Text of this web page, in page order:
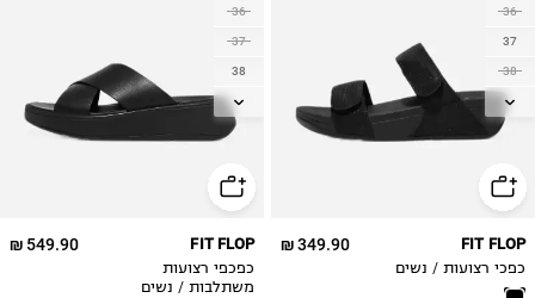
36
37
38
39
42
349.90 ₪ FIT FLOP
כפכי רצועות / נשים
36
37
38
39
40
42
549.90 ₪ FIT FLOP
כפכפי רצועות
משתלבות / נשים